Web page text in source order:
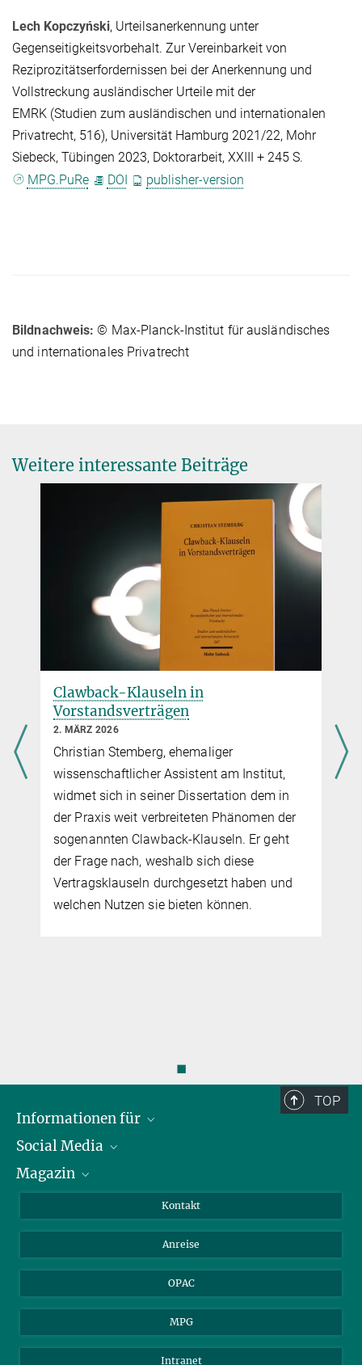
Lech Kopczyński, Urteilsanerkennung unter
Gegenseitigkeitsvorbehalt. Zur Vereinbarkeit von
Reziprozitätserfordernissen bei der Anerkennung und
Vollstreckung ausländischer Urteile mit der
EMRK (Studien zum ausländischen und internationalen
Privatrecht, 516), Universität Hamburg 2021/22, Mohr
Siebeck, Tübingen 2023, Doktorarbeit, XXIII + 245 S.
MPG.PuRe
DOI publisher-version
Bildnachweis: © Max-Planck-Institut für ausländisches
und internationales Privatrecht
Weitere interessante Beiträge
Die Anwendbarkeit fremden
Kartellrechts
28. MAI 2025
Kartellschadensersatzklagen gewinnen
zunehmend an Bedeutung. Jakob Olbing,
ehemaliger wissenschaftlicher Assistent am
Institut, unternimmt in seiner Dissertation
eine rechtsvergleichende Untersuchung der
Anwendbarkeit fremden Kartellrechts durch
deutsche und US-amerikanische Gerichte.
Nach einer abschließenden Bewertung der
◼
TOP
Informationen für
Journalist*innen
Stipendiat*innen
Social Media
LinkedIn
Magazin
Kontakt
Anreise
OPAC
MPG
Intranet